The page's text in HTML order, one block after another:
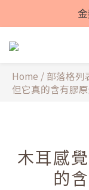
Home / 部落格列
但它真的含有膠原
木耳感
的